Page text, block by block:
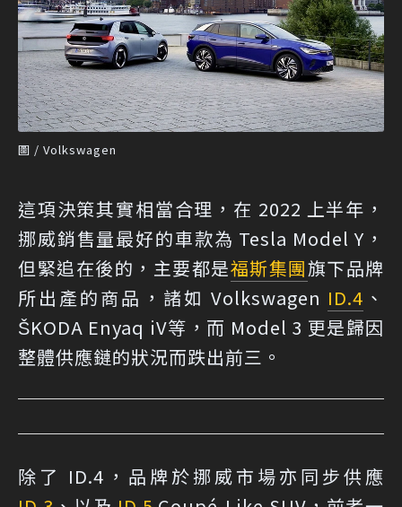
圖 / Volkswagen
這項決策其實相當合理，在 2022 上半年，
挪威銷售量最好的車款為 Tesla Model Y，
但緊追在後的，主要都是福斯集團旗下品牌
所出產的商品，諸如 Volkswagen ID.4 、
ŠKODA Enyaq iV等，而 Model 3 更是歸因
整體供應鏈的狀況而跌出前三。
除了 ID.4，品牌於挪威市場亦同步供應